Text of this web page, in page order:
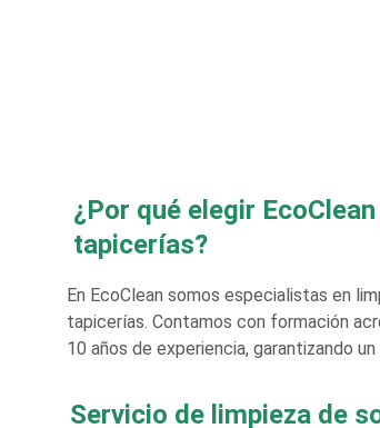
¿Por qué elegir
tapicerías?
En EcoClean somos especialistas en
tapicerías. Contamos con formación
10 años de experiencia, garantizando
Servicio de limpieza de